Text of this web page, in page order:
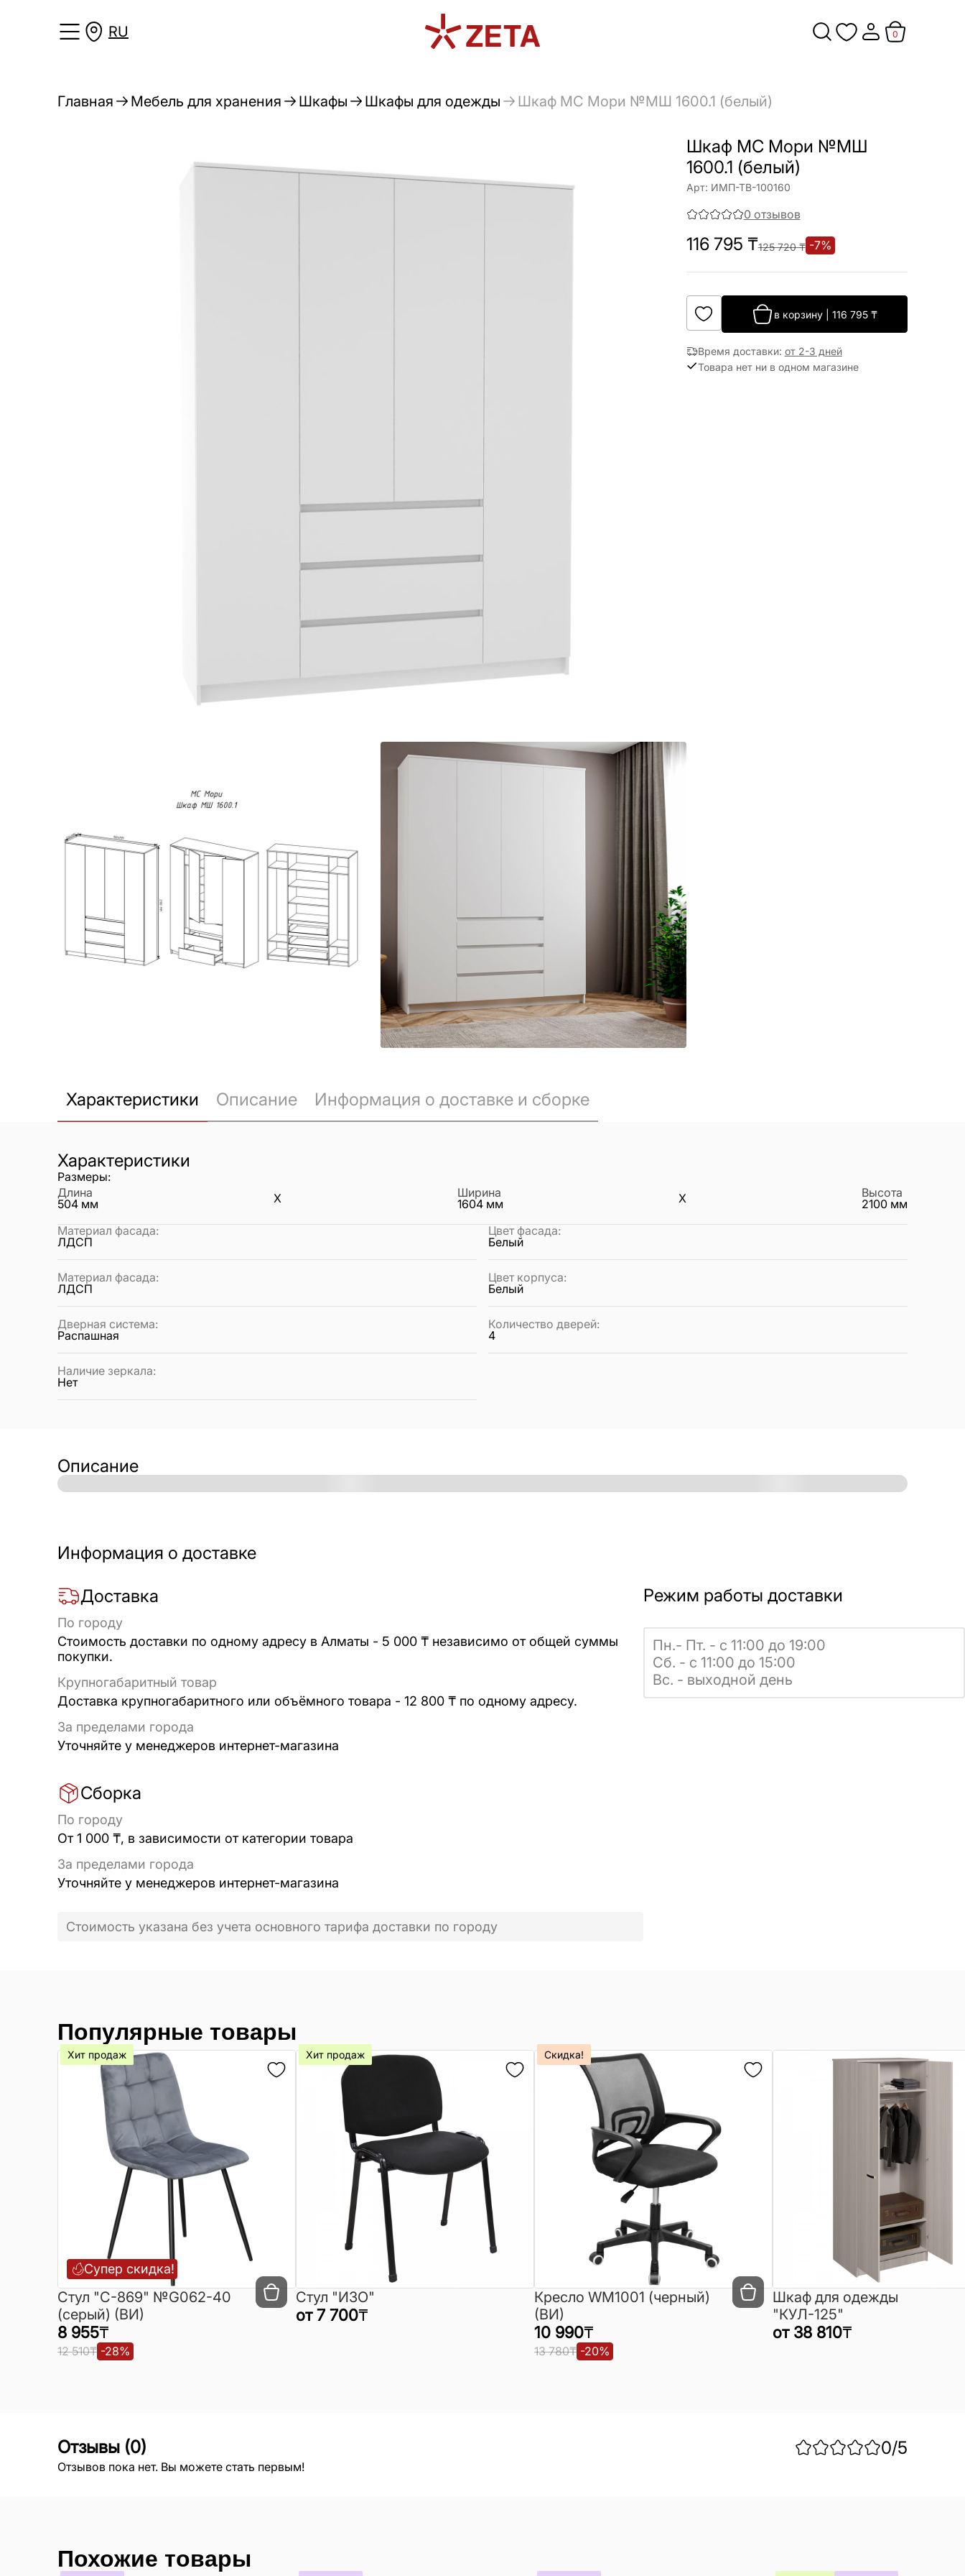
RU 0
Главная Мебель для хранения Шкафы Шкафы для одежды Шкаф МС Мори №МШ 1600.1 (белый)
Шкаф МС Мори №МШ
1600.1 (белый)
Арт: ИМП-ТВ-100160
0 отзывов
116 795 ₸125 720₸ -7%
в корзину |116 795 ₸
Время доставки: от 2-3 дней
Товара нет ни в одном магазине
Характеристики Описание Информация о доставке и сборке
Характеристики
Размеры:
Длина
504 мм X
Ширина
1604 мм X
Высота
2100 мм
Материал фасада:
ЛДСП
Цвет фасада:
Белый
Материал фасада:
ЛДСП
Цвет корпуса:
Белый
Дверная система:
Распашная
Количество дверей:
4
Наличие зеркала:
Нет
Описание
Информация о доставке
Доставка
По городу
Стоимость доставки по одному адресу в Алматы - 5 000 ₸ независимо от общей суммы
покупки.
Крупногабаритный товар
Доставка крупногабаритного или объёмного товара - 12 800 ₸ по одному адресу.
За пределами города
Уточняйте у менеджеров интернет-магазина
Сборка
По городу
От 1 000 ₸, в зависимости от категории товара
За пределами города
Уточняйте у менеджеров интернет-магазина
Стоимость указана без учета основного тарифа доставки по городу
Режим работы доставки
Пн.- Пт. - с 11:00 до 19:00
Сб. - с 11:00 до 15:00
Вс. - выходной день
Популярные товары
Супер скидка!
Хит продаж
Cтул "C-869" №G062-40
(серый) (ВИ)
8 955₸
12 510₸ -28%
Хит продаж
Стул "ИЗО"
от 7 700₸
Скидка!
Кресло WM1001 (черный)
(ВИ)
10 990₸
13 780₸ -20%
Шкаф для одежды
"КУЛ-125"
от 38 810₸
Отзывы (0) 0/5
Отзывов пока нет. Вы можете стать первым!
Похожие товары